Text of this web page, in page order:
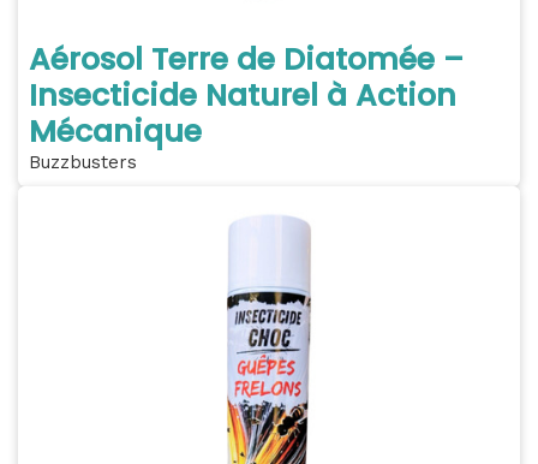
Aérosol Terre de Diatomée –
Insecticide Naturel à Action
Mécanique
Buzzbusters